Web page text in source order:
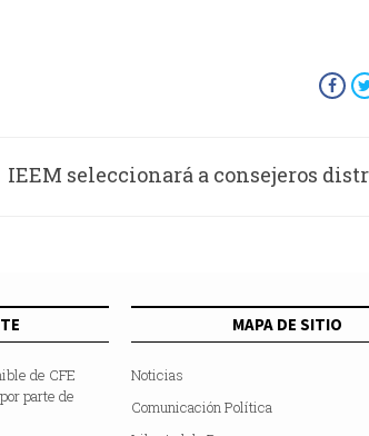
IEEM seleccionará a consejeros
de CFE
parte de
MAPA DE SITIO
Noticias
Comunicación Política